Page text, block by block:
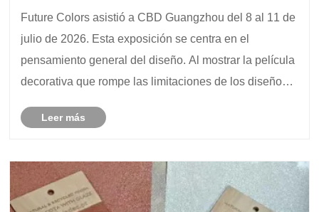
Future Colors asistió a CBD Guangzhou del 8 al 11 de
julio de 2026. Esta exposición se centra en el
pensamiento general del diseño. Al mostrar la película
decorativa que rompe las limitaciones de los diseños
espacial, combinando materiales, té......
Leer más